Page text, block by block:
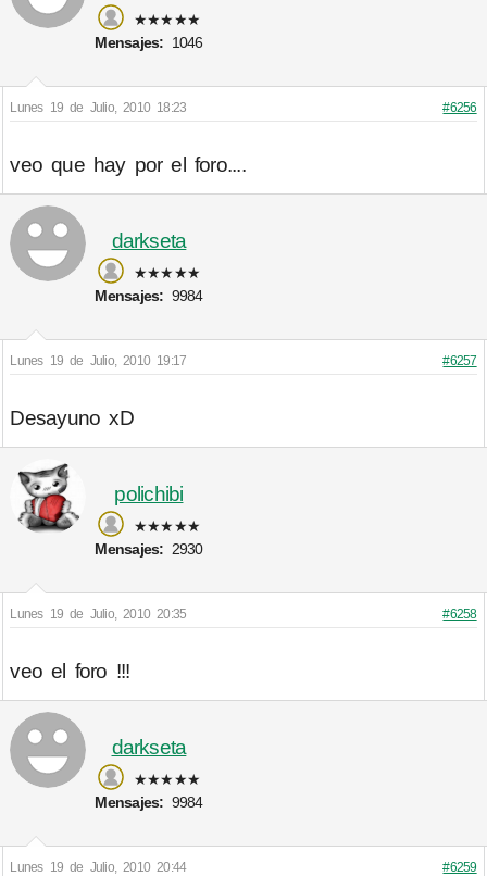
★★★★★
Mensajes: 1046
Lunes 19 de Julio, 2010 18:23 #6256
veo que hay por el foro....
darkseta
★★★★★
Mensajes: 9984
Lunes 19 de Julio, 2010 19:17 #6257
Desayuno xD
polichibi
★★★★★
Mensajes: 2930
Lunes 19 de Julio, 2010 20:35 #6258
veo el foro !!!
darkseta
★★★★★
Mensajes: 9984
Lunes 19 de Julio, 2010 20:44 #6259